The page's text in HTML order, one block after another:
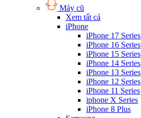
Máy cũ
Xem tất cả
iPhone
iPhone 17 Series
iPhone 16 Series
iPhone 15 Series
iPhone 14 Series
iPhone 13 Series
iPhone 12 Series
iPhone 11 Series
iphone X Series
iPhone 8 Plus